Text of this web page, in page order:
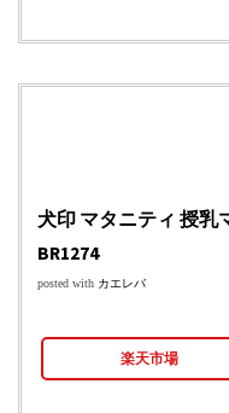
犬印 マタニティ 授乳
BR1274
posted with カエレバ
楽天市場